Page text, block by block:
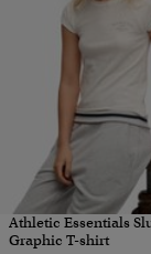
Athletic Essentials
Graphic T-shirt